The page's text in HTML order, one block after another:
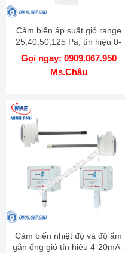
Cảm biến áp suất gió range
25,40,50,125 Pa, tín hiệu 0-
10V hoặc 4-20mA - Model
MS2-W101
Gọi ngay: 0909.067.950
Ms.Châu
Cảm biến nhiệt độ và độ ẩm
gắn ống gió tín hiệu 4-20mA -